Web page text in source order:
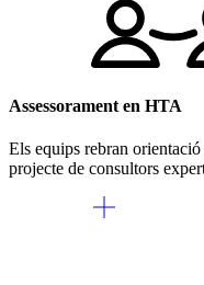
Assessorament en HTA
Els equips rebran
projecte de consultors